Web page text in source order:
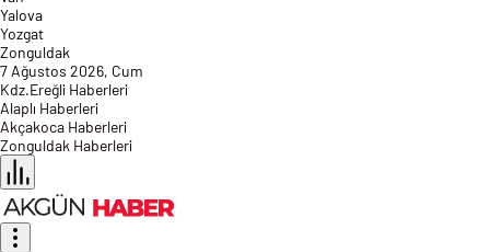
Yalova
Yozgat
Zonguldak
7 Ağustos 2026, Cum
Kdz.Ereğli Haberleri
Alaplı Haberleri
Akçakoca Haberleri
Zonguldak Haberleri